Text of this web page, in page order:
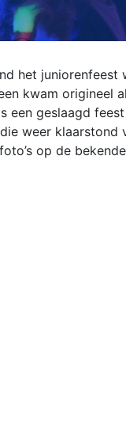
het juniorenfeest
kwam origineel
een geslaagd
weer
op de